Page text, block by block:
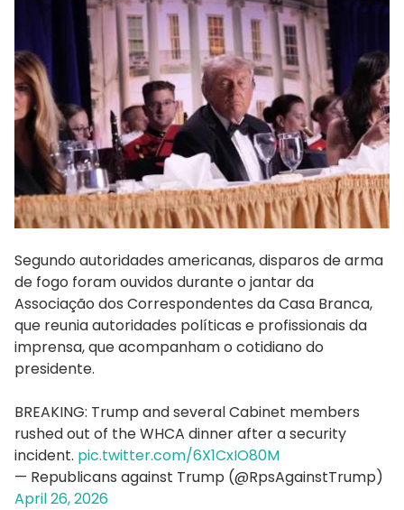
Segundo autoridades americanas, disparos de arma
de fogo foram ouvidos durante o jantar da
Associação dos Correspondentes da Casa Branca,
que reunia autoridades políticas e profissionais da
imprensa, que acompanham o cotidiano do
presidente.
BREAKING: Trump and several Cabinet members
rushed out of the WHCA dinner after a security
incident. pic.twitter.com/6X1CxIO80M
— Republicans against Trump (@RpsAgainstTrump)
April 26, 2026